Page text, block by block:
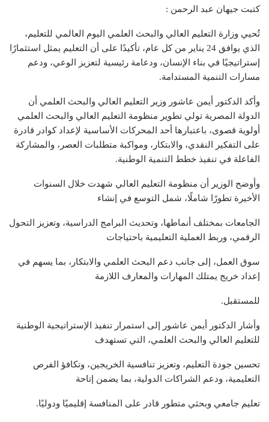
كتبت جيهان عبد الرحمن :
تُحيي وزارة التعليم العالي والبحث العلمي اليوم العالمي للتعليم،
الذي يوافق 24 يناير من كل عام، تأكيدًا على أن التعليم يمثل استثمارًا
إستراتيجيًا في بناء الإنسان، ودعامة رئيسية لتعزيز الوعي، ودعم
مسارات التنمية المستدامة.
وأكد الدكتور أيمن عاشور وزير التعليم العالي والبحث العلمي أن
الدولة المصرية تولي تطوير منظومة التعليم العالي والبحث العلمي
أولوية قصوى، باعتبارها أحد المحركات الأساسية لإعداد كوادر قادرة
على التفكير النقدي، والابتكار، ومواكبة متطلبات العصر، والمشاركة
الفاعلة في تنفيذ خطط التنمية الوطنية.
وأوضح الوزير أن منظومة التعليم العالي شهدت خلال السنوات
الأخيرة تطورًا شاملًا، شمل التوسع في إنشاء
الجامعات بمختلف أنماطها، وتحديث البرامج الدراسية، وتعزيز التحول
الرقمي، وربط العملية التعليمية باحتياجات
سوق العمل، إلى جانب دعم البحث العلمي والابتكار، بما يسهم في
إعداد خريج يمتلك المهارات والمعارف اللازمة
للمستقبل.
وأشار الدكتور أيمن عاشور إلى استمرار تنفيذ الإستراتيجية الوطنية
للتعليم العالي والبحث العلمي، التي تستهدف
تحسين جودة التعليم، وتعزيز تنافسية الخريجين، وتكافؤ الفرص
التعليمية، ودعم الشراكات الدولية، بما يضمن إتاحة
تعليم جامعي وبحثي متطور قادر على المنافسة إقليميًا ودوليًا.